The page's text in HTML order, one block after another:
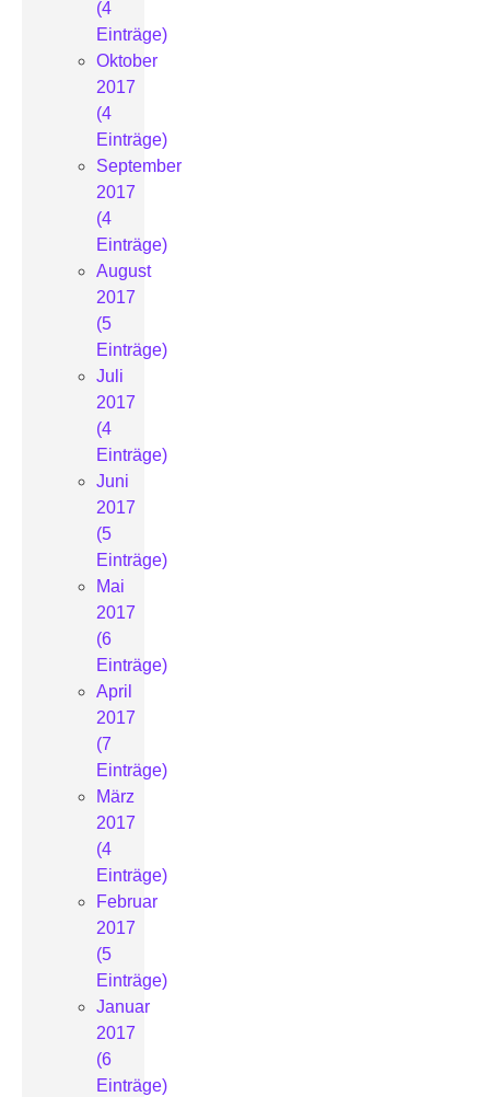
(4
Einträge)
Oktober
2017
(4
Einträge)
September
2017
(4
Einträge)
August
2017
(5
Einträge)
Juli
2017
(4
Einträge)
Juni
2017
(5
Einträge)
Mai
2017
(6
Einträge)
April
2017
(7
Einträge)
März
2017
(4
Einträge)
Februar
2017
(5
Einträge)
Januar
2017
(6
Einträge)